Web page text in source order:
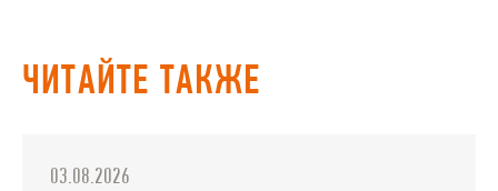
ЧИТАЙТЕ ТАКЖЕ
03.08.2026